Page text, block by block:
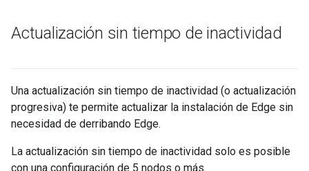
Actualización sin tiempo de inactividad
Una actualización sin tiempo de inactividad (o actualización
progresiva) te permite actualizar la instalación de Edge sin
necesidad de derribando Edge.
La actualización sin tiempo de inactividad solo es posible
con una configuración de 5 nodos o más.